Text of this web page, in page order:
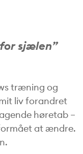
sjælen”
træning og
liv forandret
høretab –
at ændre.